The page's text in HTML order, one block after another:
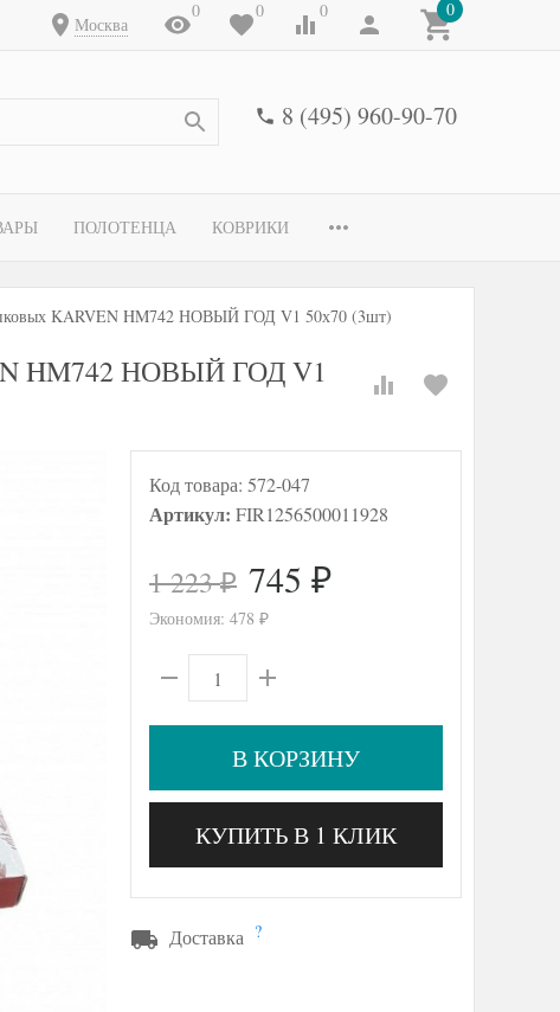
Москва
0 0 0 0
8 (495) 960-90-70
ПОЛОТЕНЦА КОВРИКИ
KARVEN HM742 НОВЫЙ ГОД V1 50х70 (3шт)
HM742 НОВЫЙ ГОД V1
Код товара: 572-047
Артикул: FIR1256500011928
1 223₽ 745 ₽
Экономия: 478 ₽
В КОРЗИНУ
КУПИТЬ В 1 КЛИК
Доставка ?